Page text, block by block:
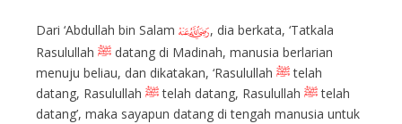
Dari ‘Abdullah bin Salam I, dia berkata, ‘Tatkala
Rasulullah ﷺ datang di Madinah, manusia berlarian
menuju beliau, dan dikatakan, ‘Rasulullah ﷺtelah
datang, Rasulullah ﷺtelah datang, Rasulullah ﷺtelah
datang’, maka sayapun datang di tengah manusia untuk